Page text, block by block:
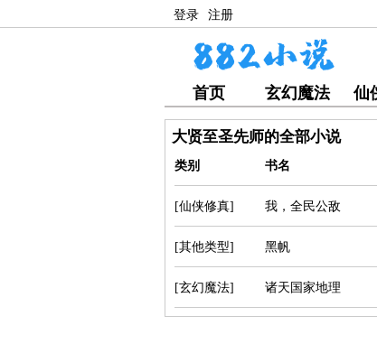
登录 注册
首页 玄幻魔法 仙
大贤至圣先师的全部小说
类别 书名
[仙侠修真] 我，全民公敌
[其他类型] 黑帆
[玄幻魔法] 诸天国家地理